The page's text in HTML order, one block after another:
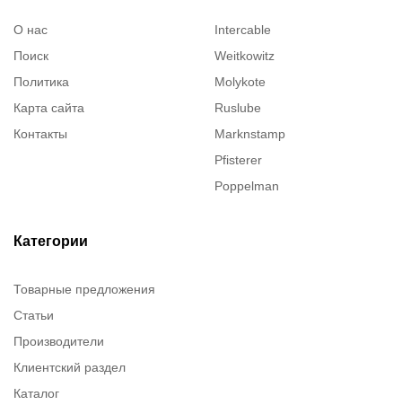
О нас
Поиск
Политика
Карта сайта
Контакты
Intercable
Weitkowitz
Molykote
Ruslube
Marknstamp
Pfisterer
Poppelman
Категории
Товарные предложения
Статьи
Производители
Клиентский раздел
Каталог